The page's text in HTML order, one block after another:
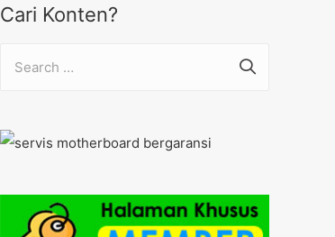
Cari Konten?